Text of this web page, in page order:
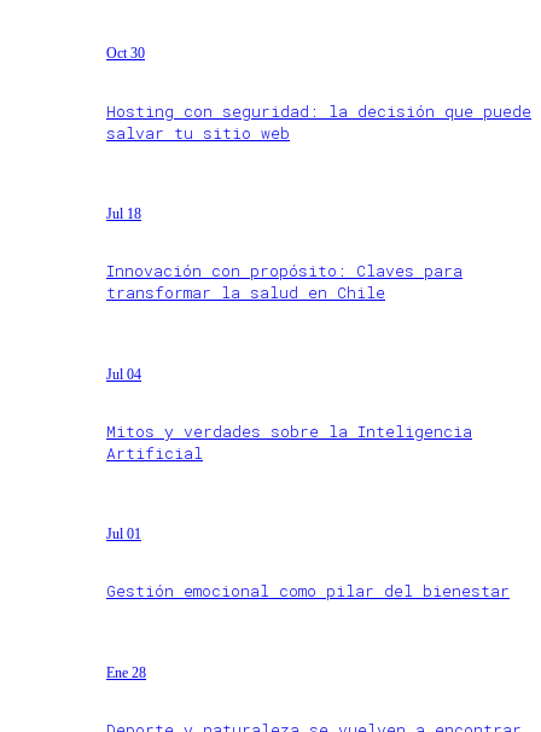
Oct 30
Hosting con seguridad: la decisión que puede
salvar tu sitio web
Jul 18
Innovación con propósito: Claves para
transformar la salud en Chile
Jul 04
Mitos y verdades sobre la Inteligencia
Artificial
Jul 01
Gestión emocional como pilar del bienestar
Ene 28